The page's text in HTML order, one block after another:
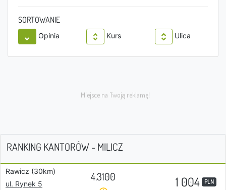
SORTOWANIE
Opinia Kurs Ulica
RANKING KANTORÓW - MILICZ
Rawicz (30km)
ul. Rynek 5
4.3100 1 004 PLN